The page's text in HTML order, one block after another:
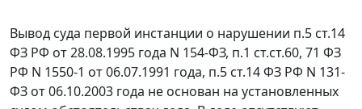
Вывод суда первой инстанции о нарушении п.5 ст.14
ФЗ РФ от 28.08.1995 года N 154-ФЗ, п.1 ст.ст.60, 71 ФЗ
РФ N 1550-1 от 06.07.1991 года, п.5 ст.14ФЗ РФ N 131-
ФЗ от 06.10.2003 года не основан на установленных